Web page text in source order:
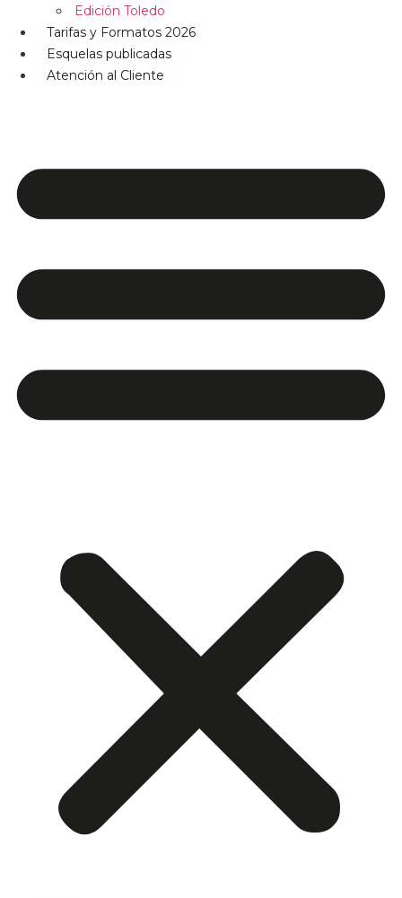
Edición Toledo
Tarifas y Formatos 2026
Esquelas publicadas
Atención al Cliente